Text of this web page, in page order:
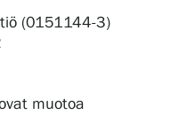
(0151144-3)
muotoa